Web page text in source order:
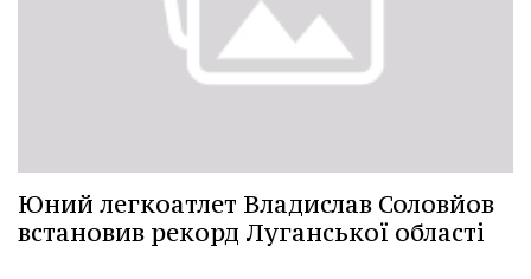
Юний легкоатлет Владислав Соловйов
встановив рекорд Луганської області